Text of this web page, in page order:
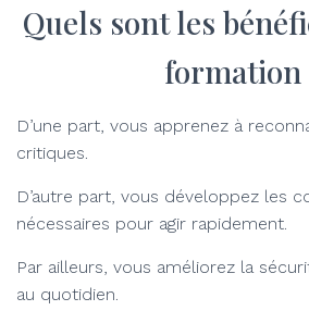
Quels sont les
formation
D’une part, vous apprenez à
critiques.
D’autre part, vous développez les
nécessaires pour agir rapidement.
Par ailleurs, vous améliorez la
au quotidien.